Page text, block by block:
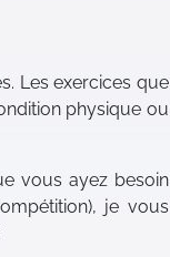
Les exercices que
physique ou
vous ayez besoin
je vous